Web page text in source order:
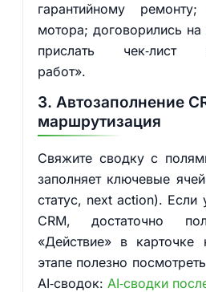
гарантийному
мотора; договорились
прислать чек‑лист
работ».
3. Автозаполнение
маршрутизация
Свяжите сводку с
заполняет ключевые
статус, next action). Если
CRM, достаточно
«Действие» в карточке
этапе полезно
AI‑сводок: AI‑сводки